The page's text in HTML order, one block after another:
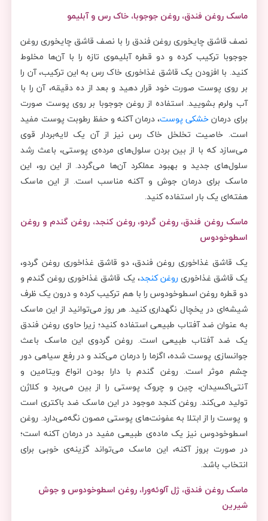
ماسک روغن فندق، روغن جوجوبا، خاک رس و آبلیمو
نصف قاشق چایخوری روغن فندق را با نصف قاشق چایخوری روغن
جوجوبا ترکیب کرده و دو قطره آبلیموی تازه را با آن‌ها مخلوط
کنید. با افزودن یک قاشق غذاخوری خاک رس به این ترکیب، آن را
بر روی پوست صورت خود قرار دهید و بعد از ده دقیقه، آن را با
آب ولرم بشویید. استفاده از روغن جوجوبا بر روی پوست صورت
برای درمانخشکی پوست، درمان آکنه و حفظ رطوبت پوست مفید
است. خاصیت تخلخل خاک رس نیز از آن یک لایه‌بردار قوی
می‌سازد که با از بین بردن سلول‌های مرده‌ی پوستی، باعث رشد
سلول‌های جدید و بهبود عملکرد آن‌ها می‌گردد. از این رو، این
ماسک برای درمان جوش و آکنه مناسب است. از این ماسک
هفته‌ای یک بار استفاده کنید.
ماسک روغن فندق، روغن گردو، روغن کنجد، روغن گندم و روغن
اسطوخودوس
یک قاشق غذاخوری روغن فندق، دو قاشق غذاخوری روغن گردو،
یک قاشق غذاخوری روغن کنجد، یک قاشق غذاخوری روغن گندم و
دو قطره روغن اسطوخودوس را با هم ترکیب کرده و درون یک ظرف
شیشه‌ای در یخچال نگهداری کنید. هر روز می‌توانید از این ماسک
به عنوان ضد آفتاب طبیعی استفاده کنید؛ زیرا حاوی روغن فندق
یک ضد آفتاب طبیعی است. روغن گردوی این ماسک باعث
جوانسازی پوست شده، اگزما را درمان می‌کند و در رفع سیاهی دور
چشم موثر است. روغن گندم با دارا بودن انواع ویتامین و
آنتی‌اکسیدان، چین و چروک پوستی را از بین می‌برد و کلاژن
تولید می‌کند. روغن کنجد موجود در این ماسک ضد باکتری است
و پوست را از ابتلا به عفونت‌های پوستی مصون نگه‌می‌دارد. روغن
اسطوخودوس نیز یک ماده‌ی طبیعی مفید در درمان آکنه است؛
در صورت بروز آکنه، این ماسک می‌تواند گزینه‌ی خوبی برای
انتخاب باشد.
ماسک روغن فندق، ژل آلوئه‌ورا، روغن اسطوخودوس و جوش
شیرین